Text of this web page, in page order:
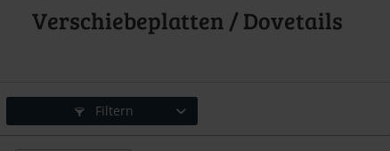
Verschiebeplatten / Dovetails
Filtern